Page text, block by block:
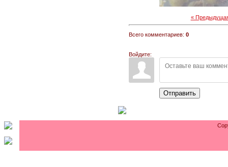
«
Всего комментариев: 0
Войдите:
Отправить